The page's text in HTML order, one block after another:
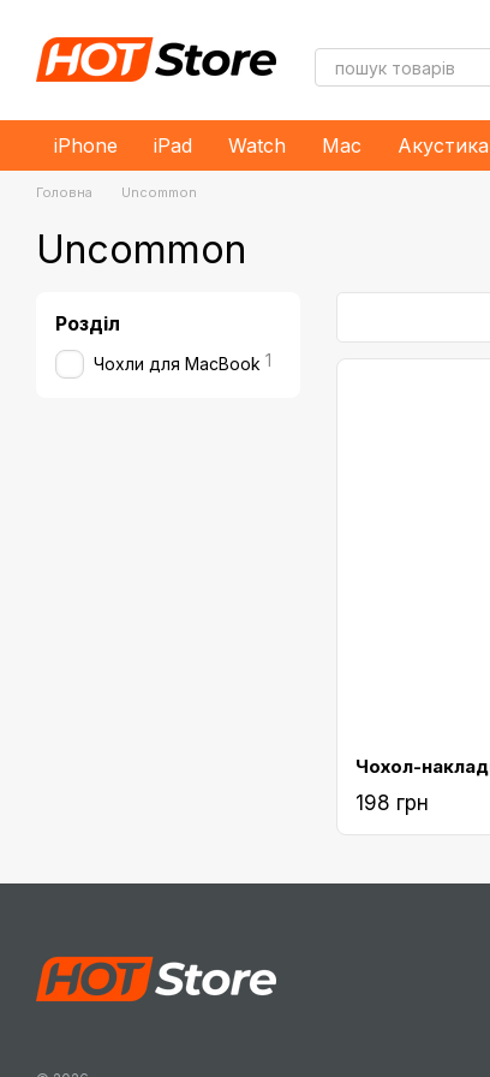
iPhone iPad Watch Mac Акустика
Головна Uncommon
Uncommon
198 грн
Розділ
Чохли для MacBook 1